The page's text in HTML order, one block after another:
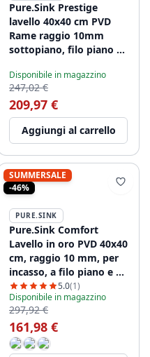
Pure.Sink Prestige
lavello 40x40 cm PVD
Rame raggio 10mm
sottopiano, filo piano e
Disponibile in magazzino
247,02 €
209,97 €
Aggiungi al carrello
SUMMERSALE
-46%
PURE.SINK
Pure.Sink Comfort
Lavello in oro PVD 40x40
cm, raggio 10 mm, per
incasso, a filo piano e a
filo muro PCM4040-60
5.0(1)
Disponibile in magazzino
297,92 €
161,98 €